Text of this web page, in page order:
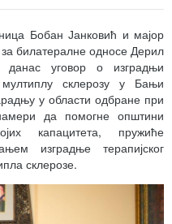
Бобан Јанковић и мајор
билатералне односе Дерил
уговор о изградњи
склерозу у Бањи
у области одбране при
да помогне општини
капацитета, пружиће
изградње терапијског
склерозе.